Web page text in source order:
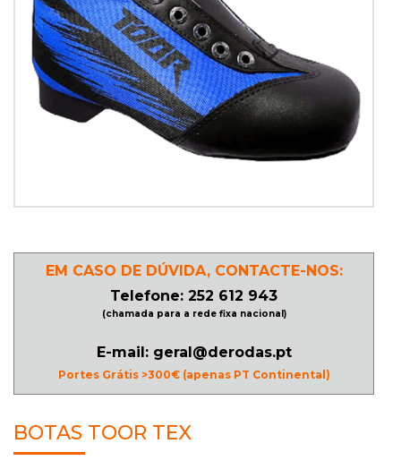
PATINAGEM
NO
GELO
LINHA
ROLLER
EM CASO DE DÚVIDA, CONTACTE-NOS:
Telefone: 252 612 943
(chamada para a rede fixa nacional)
E-mail: geral@derodas.pt
Portes Grátis >300€ (apenas PT Continental)
BOTAS TOOR TEX